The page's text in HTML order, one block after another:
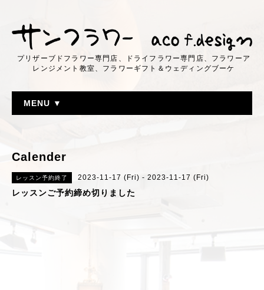
プリザーブドフラワー専門店、ドライフラワー専門店、フラワーア
レンジメント教室、フラワーギフト＆ウェディングブーケ
MENU ▼
Calender
レッスン予約終了 2023-11-17 (Fri) - 2023-11-17 (Fri)
レッスンご予約締め切りました